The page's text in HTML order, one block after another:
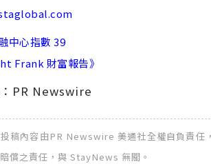
中心指數 39
Frank 財富報告》
PR Newswire
稿內容由PR Newswire 美通社全權自負責任
償之責任，與 StayNews 無關。